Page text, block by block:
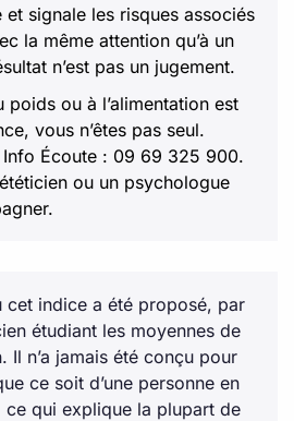
signale les risques associés
la même attention qu’à un
n’est pas un jugement.
ou à l’alimentation est
vous n’êtes pas seul.
Écoute : 09 69 325 900.
ou un psychologue
cet indice a été proposé, par
étudiant les moyennes de
Il n’a jamais été conçu pour
ce soit d’une personne en
ce qui explique la plupart de